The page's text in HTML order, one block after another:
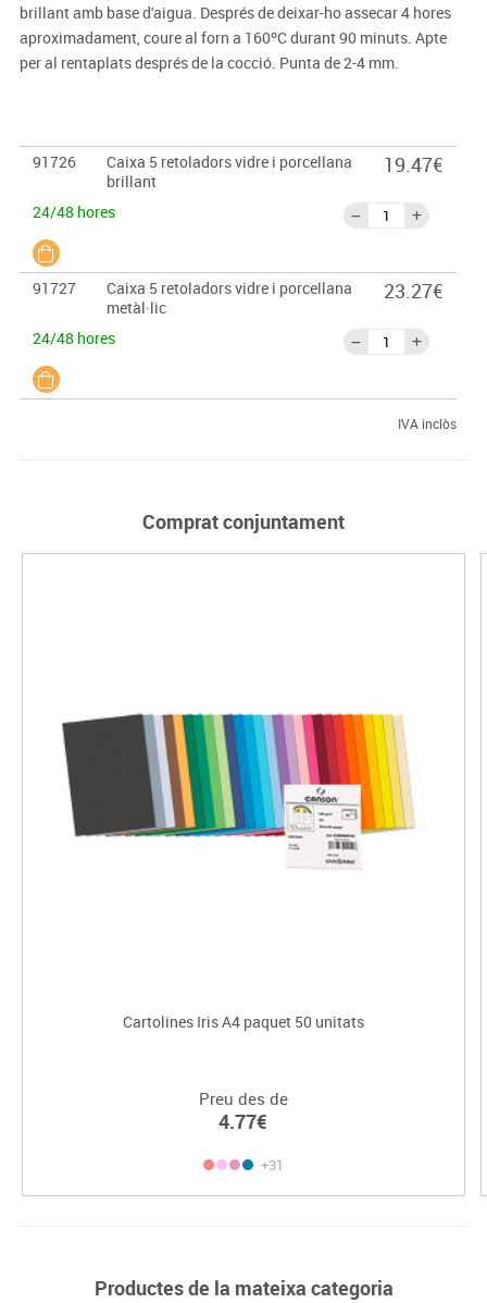
brillant amb base d'aigua. Després de deixar-ho assecar 4 hores
aproximadament, coure al forn a 160ºC durant 90 minuts. Apte
per al rentaplats després de la cocció. Punta de 2-4 mm.
91726
Caixa 5 retoladors vidre i porcellana
brillant
24/48 hores
19.47€
91727
Caixa 5 retoladors vidre i porcellana
metàl·lic
24/48 hores
23.27€
IVA inclòs
Comprat conjuntament
Cartolines Iris A4 paquet 50 unitats
Preu des de
4.77€
+31
Productes de la mateixa categoria